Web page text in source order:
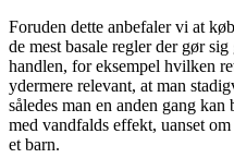
Foruden dette anbefaler vi at
de mest basale regler der gør
handlen, for eksempel hvilken
ydermere relevant, at man
således man en anden gang
med vandfalds effekt, uanset
et barn.